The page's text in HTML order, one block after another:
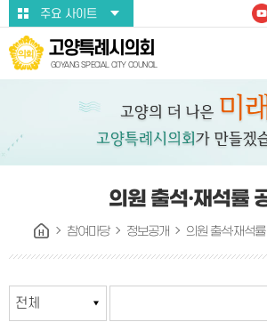
본문바로가기주요 사이트
고양특례시의회
GOYANG SPECIAL CITY COUNCIL
의원 출석·재석률
참여마당 정보공개 의원 출석·재석